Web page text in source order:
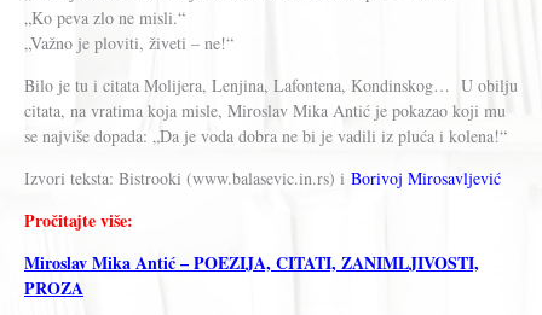
„Ko peva zlo ne misli.“
„Važno je ploviti, živeti – ne!“
Bilo je tu i citata Molijera, Lenjina, Lafontena, Kondinskog… U obilju
citata, na vratima koja misle, Miroslav Mika Antić je pokazao koji mu
se najviše dopada: „Da je voda dobra ne bi je vadili iz pluća i kolena!“
Izvori teksta: Bistrooki (www.balasevic.in.rs) i Borivoj Mirosavljević
Pročitajte više:
Miroslav Mika Antić – POEZIJA, CITATI, ZANIMLJIVOSTI,
PROZA